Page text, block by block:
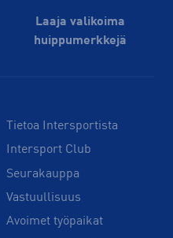
Laaja valikoima
huippu­merkkejä
Tietoa Intersportista
Intersport Club
Seurakauppa
Vastuullisuus
Avoimet työpaikat